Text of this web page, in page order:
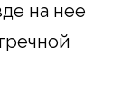
на нее